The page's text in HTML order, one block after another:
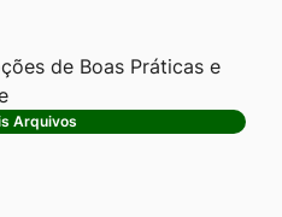
de Boas Práticas e
Arquivos